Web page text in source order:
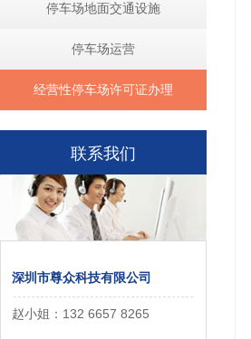
联系我们
深圳市尊众科技有限公司
赵小姐：132 6657 8265
停车场地面交通设施
停车场运营
经营性停车场许可证办理